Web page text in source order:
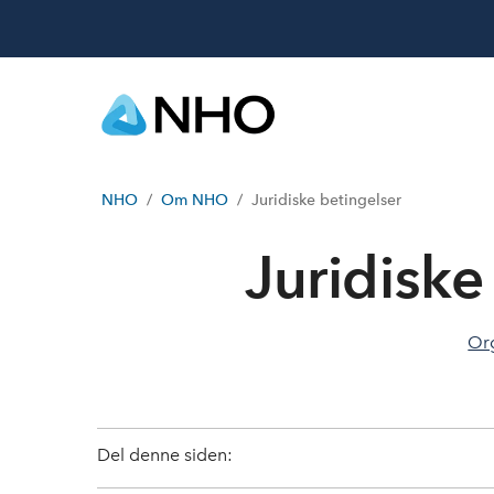
NHO Om NHO Juridiske betingelser
Del denne siden: